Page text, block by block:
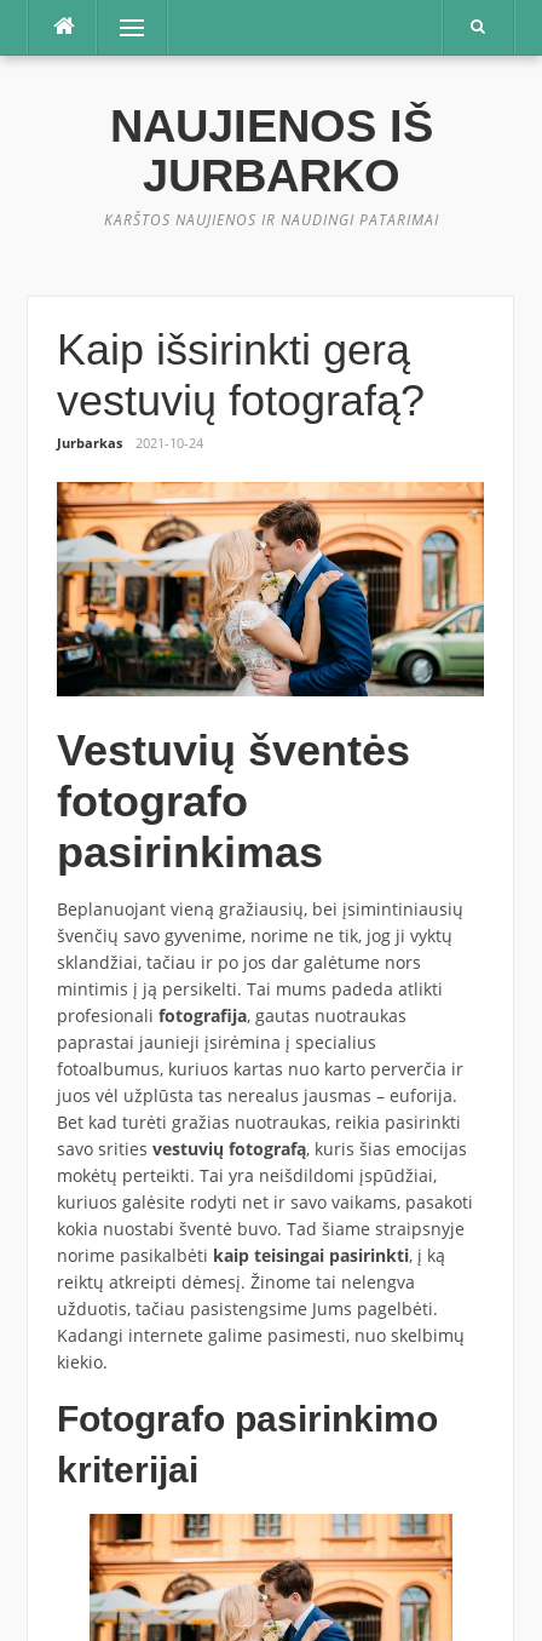
Praleisti
Meniu
NAUJIENOS IŠ
JURBARKO
KARŠTOS NAUJIENOS IR NAUDINGI PATARIMAI
Kaip išsirinkti gerą
vestuvių fotografą?
Jurbarkas 2021-10-24
Vestuvių šventės
fotografo
pasirinkimas
Beplanuojant vieną gražiausių, bei įsimintiniausių
švenčių savo gyvenime, norime ne tik, jog ji vyktų
sklandžiai, tačiau ir po jos dar galėtume nors
mintimis į ją persikelti. Tai mums padeda atlikti
profesionali fotografija, gautas nuotraukas
paprastai jaunieji įsirėmina į specialius
fotoalbumus, kuriuos kartas nuo karto perverčia ir
juos vėl užplūsta tas nerealus jausmas – euforija.
Bet kad turėti gražias nuotraukas, reikia pasirinkti
savo srities vestuvių fotografą, kuris šias emocijas
mokėtų perteikti. Tai yra neišdildomi įspūdžiai,
kuriuos galėsite rodyti net ir savo vaikams, pasakoti
kokia nuostabi šventė buvo. Tad šiame straipsnyje
norime pasikalbėti kaip teisingai pasirinkti, į ką
reiktų atkreipti dėmesį. Žinome tai nelengva
užduotis, tačiau pasistengsime Jums pagelbėti.
Kadangi internete galime pasimesti, nuo skelbimų
kiekio.
Fotografo pasirinkimo
kriterijai